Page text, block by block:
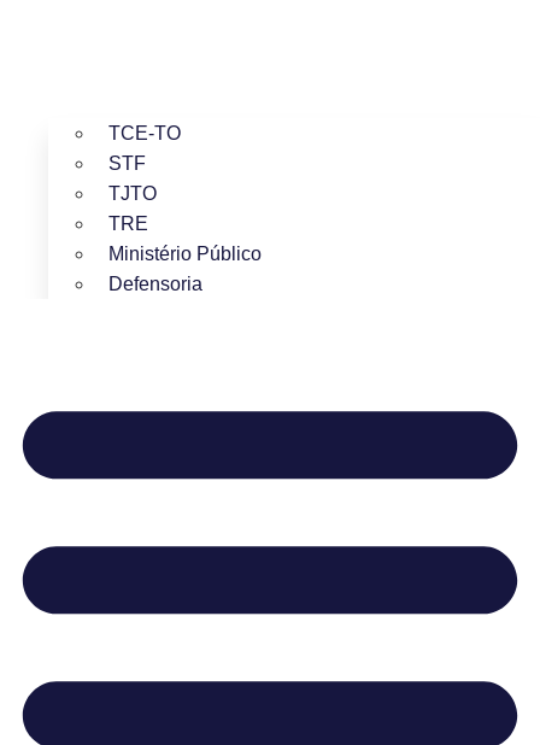
TCE-TO
STF
TJTO
TRE
Ministério Público
Defensoria